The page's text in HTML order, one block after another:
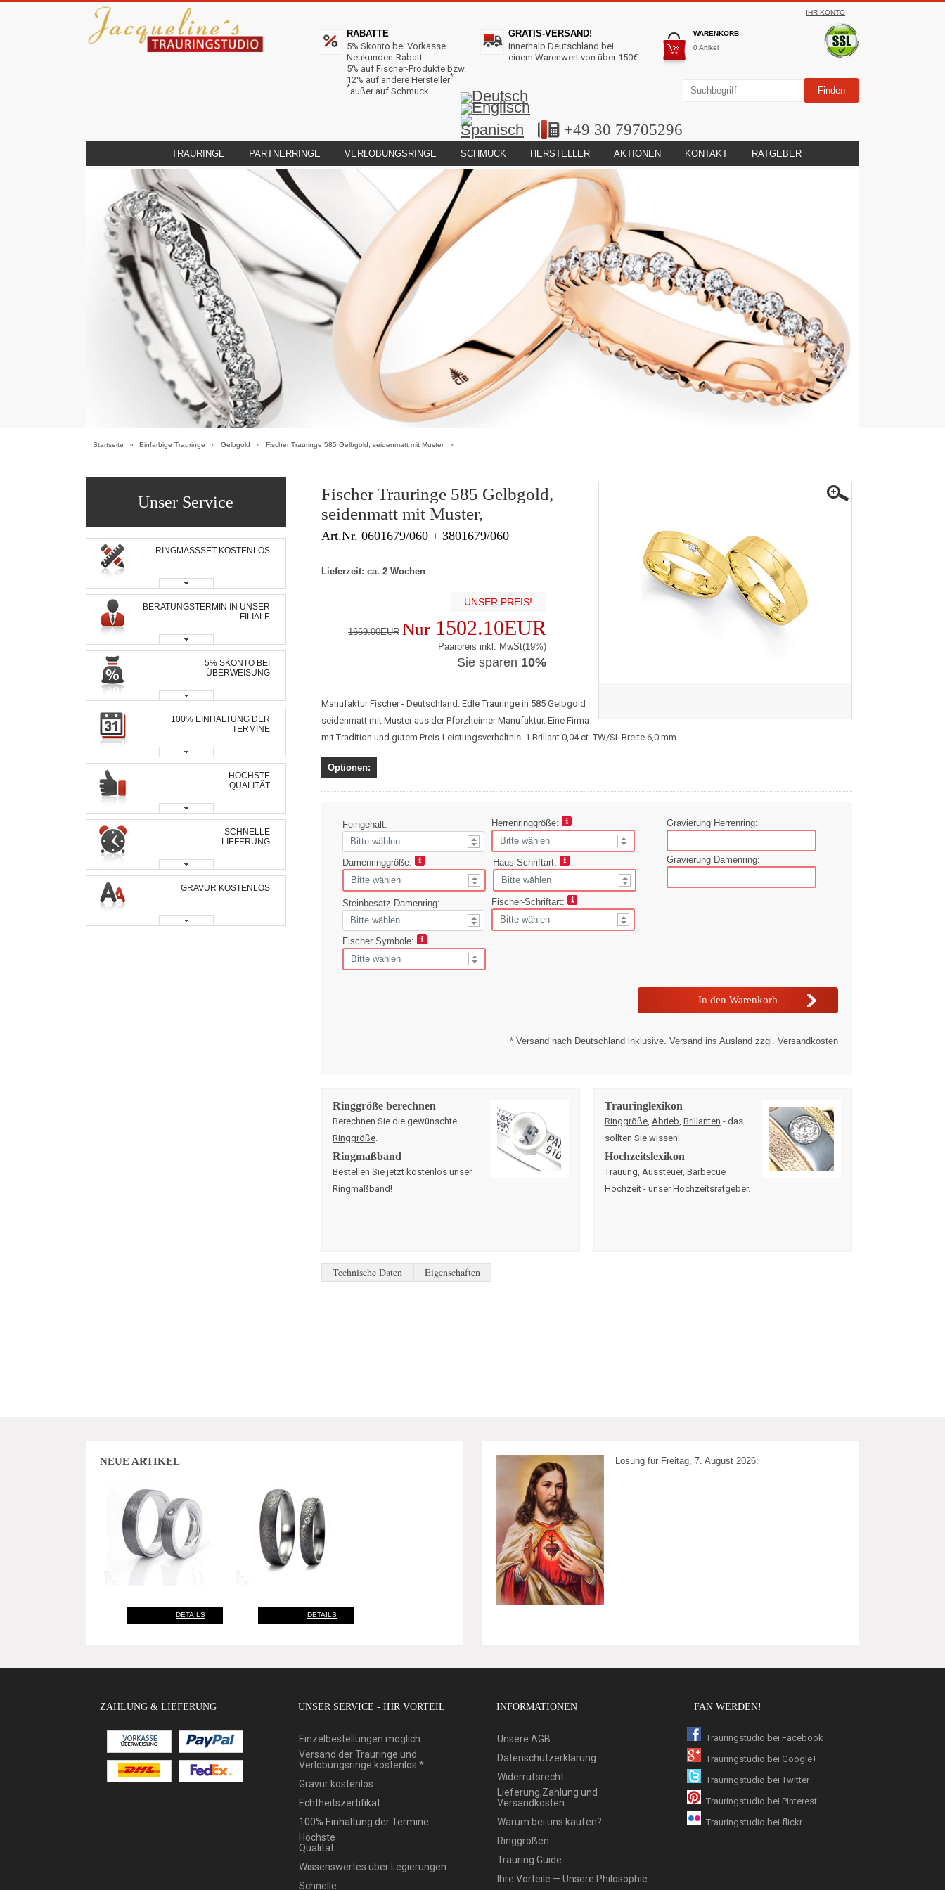
IHR KONTO
WARENKORB
0 Artikel
RABATTE
5% Skonto bei Vorkasse
Neukunden-Rabatt:
5% auf Fischer-Produkte bzw.
12% auf andere Hersteller*
*außer auf Schmuck
GRATIS-VERSAND!
innerhalb Deutschland bei
einem Warenwert von über 150€
+49 30 79705296
TRAURINGE PARTNERRINGE VERLOBUNGSRINGE SCHMUCK HERSTELLER AKTIONEN KONTAKT RATGEBER
Startseite » Einfarbige Trauringe » Gelbgold » Fischer Trauringe 585 Gelbgold, seidenmatt mit Muster, »
Fischer Trauringe 585 Gelbgold,
seidenmatt mit Muster,
Art.Nr. 0601679/060 + 3801679/060
Lieferzeit: ca. 2 Wochen
UNSER PREIS!
1669.00EUR Nur1502.10EUR
Paarpreis inkl. MwSt(19%)
Sie sparen 10%
Manufaktur Fischer - Deutschland. Edle Trauringe in 585 Gelbgold
seidenmatt mit Muster aus der Pforzheimer Manufaktur. Eine Firma
mit Tradition und gutem Preis-Leistungsverhältnis. 1 Brillant 0,04 ct. TW/SI. Breite 6,0 mm.
Optionen:
Feingehalt: Herrenringgröße:
Damenringgröße: Haus-Schriftart:
Steinbesatz Damenring: Fischer-Schriftart:
Fischer Symbole:
Gravierung Herrenring:
Gravierung Damenring:
* Versand nach Deutschland inklusive. Versand ins Ausland zzgl. Versandkosten
Ringgröße berechnen
Berechnen Sie die gewünschte
Ringgröße.
Ringmaßband
Bestellen Sie jetzt kostenlos unser
Ringmaßband!
Trauringlexikon
Ringgröße, Abrieb, Brillanten - das
sollten Sie wissen!
Hochzeitslexikon
Trauung, Aussteuer, Barbecue
Hochzeit- unser Hochzeitsratgeber.
Technische Daten Eigenschaften
Unser Service
RINGMASSSET KOSTENLOS
BERATUNGSTERMIN IN UNSER
FILIALE
5% SKONTO BEI
ÜBERWEISUNG
100% EINHALTUNG DER
TERMINE
HÖCHSTE
QUALITÄT
SCHNELLE
LIEFERUNG
GRAVUR KOSTENLOS
NEUE ARTIKEL
DETAILS DETAILS
Losung für Freitag, 7. August 2026:
ZAHLUNG & LIEFERUNG UNSER SERVICE - IHR VORTEIL
Einzelbestellungen möglich
Versand der Trauringe und
Verlobungsringe kostenlos *
Gravur kostenlos
Echtheitszertifikat
100% Einhaltung der Termine
Höchste
Qualität
Wissenswertes über Legierungen
Schnelle
INFORMATIONEN
Unsere AGB
Datenschutzerklärung
Widerrufsrecht
Lieferung,Zahlung und
Versandkosten
Warum bei uns kaufen?
Ringgrößen
Trauring Guide
Ihre Vorteile — Unsere Philosophie
FAN WERDEN!
Trauringstudio bei Facebook
Trauringstudio bei Google+
Trauringstudio bei Twitter
Trauringstudio bei Pinterest
Trauringstudio bei flickr